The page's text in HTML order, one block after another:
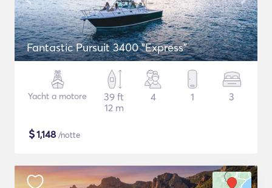
Fantastic Pursuit 3400 "Express"
Yacht a motore
39 ft
12 m
4 1 3
$1,148 /notte